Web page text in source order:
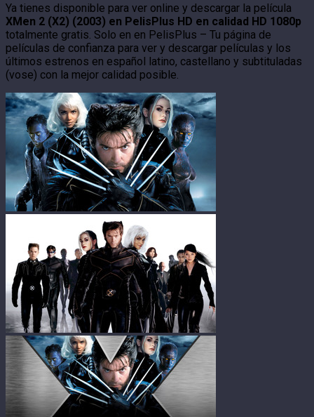
Ya tienes disponible para ver online y descargar la película
XMen 2 (X2) (2003) en PelisPlus HD en calidad HD 1080p
totalmente gratis. Solo en en PelisPlus – Tu página de
películas de confianza para ver y descargar películas y los
últimos estrenos en español latino, castellano y subtituladas
(vose) con la mejor calidad posible.